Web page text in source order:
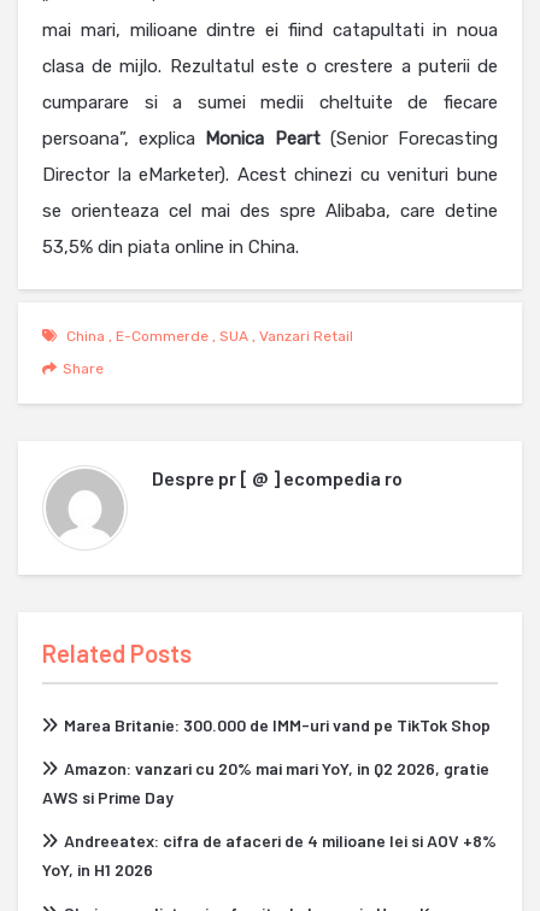
mai mari, milioane dintre ei fiind catapultati in noua
clasa de mijlo. Rezultatul este o crestere a puterii de
cumparare si a sumei medii cheltuite de fiecare
persoana”, explica Monica Peart(Senior Forecasting
Director la eMarketer). Acest chinezi cu venituri bune
se orienteaza cel mai des spre Alibaba, care detine
53,5% din piata online in China.
China , E-Commerde , SUA , Vanzari Retail
Share
Despre pr [ @ ] ecompedia ro
Related Posts
Marea Britanie: 300.000 de IMM-uri vand pe TikTok Shop
Amazon: vanzari cu 20% mai mari YoY, in Q2 2026, gratie
AWS si Prime Day
Andreeatex: cifra de afaceri de 4 milioane lei si AOV +8%
YoY, in H1 2026